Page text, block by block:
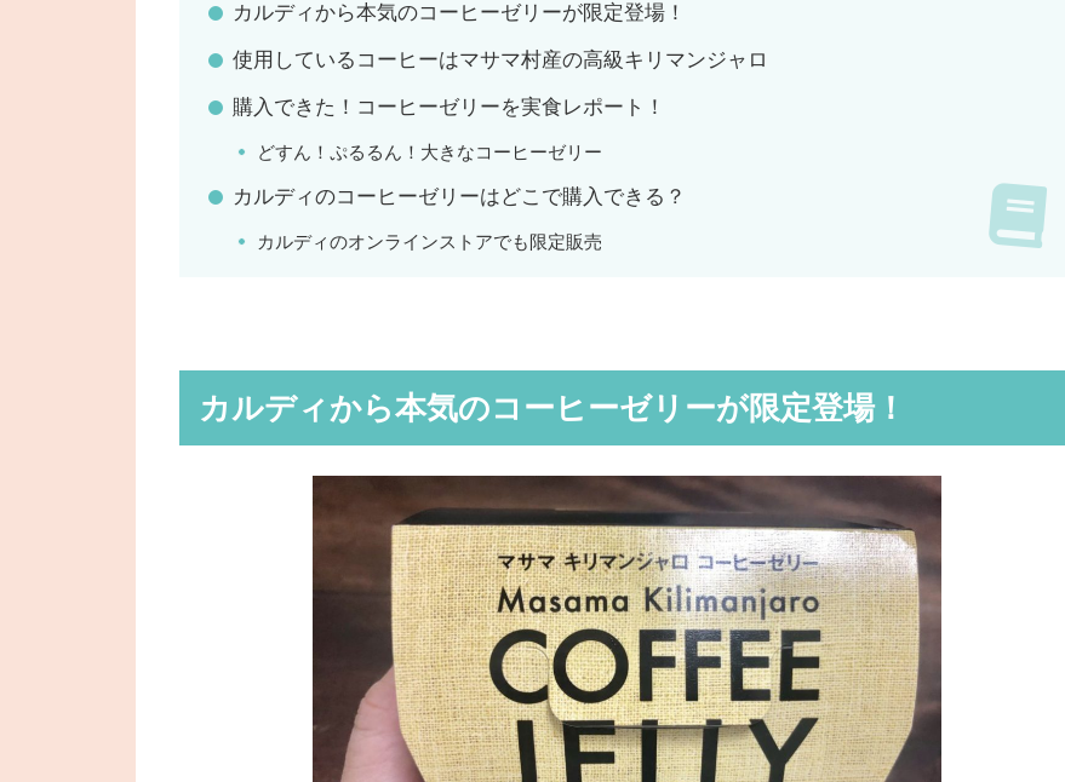
カルディから本気のコーヒーゼリーが限定登場！
使用しているコーヒーはマサマ村産の高級キリマンジャロ
購入できた！コーヒーゼリーを実食レポート！
どすん！ぷるるん！大きなコーヒーゼリー
カルディのコーヒーゼリーはどこで購入できる？
カルディのオンラインストアでも限定販売
カルディから本気のコーヒーゼリーが限定登場！